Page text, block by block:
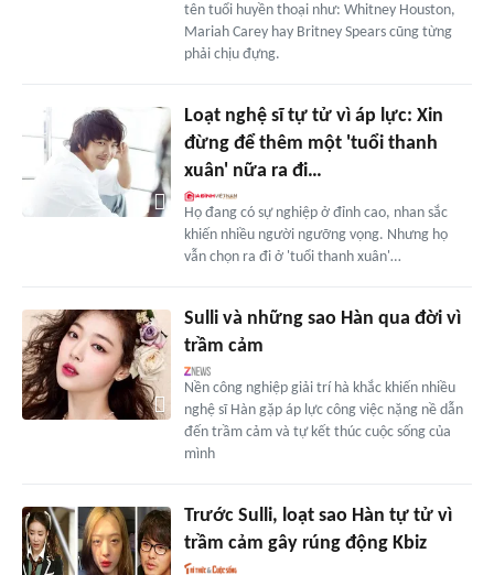
tên tuổi huyền thoại như: Whitney Houston,
Mariah Carey hay Britney Spears cũng từng
phải chịu đựng.
Loạt nghệ sĩ tự tử vì áp lực: Xin
đừng để thêm một 'tuổi thanh
xuân' nữa ra đi…
Họ đang có sự nghiệp ở đỉnh cao, nhan sắc
khiến nhiều người ngưỡng vọng. Nhưng họ
vẫn chọn ra đi ở 'tuổi thanh xuân'…
Sulli và những sao Hàn qua đời vì
trầm cảm
Nền công nghiệp giải trí hà khắc khiến nhiều
nghệ sĩ Hàn gặp áp lực công việc nặng nề dẫn
đến trầm cảm và tự kết thúc cuộc sống của
mình
Trước Sulli, loạt sao Hàn tự tử vì
trầm cảm gây rúng động Kbiz